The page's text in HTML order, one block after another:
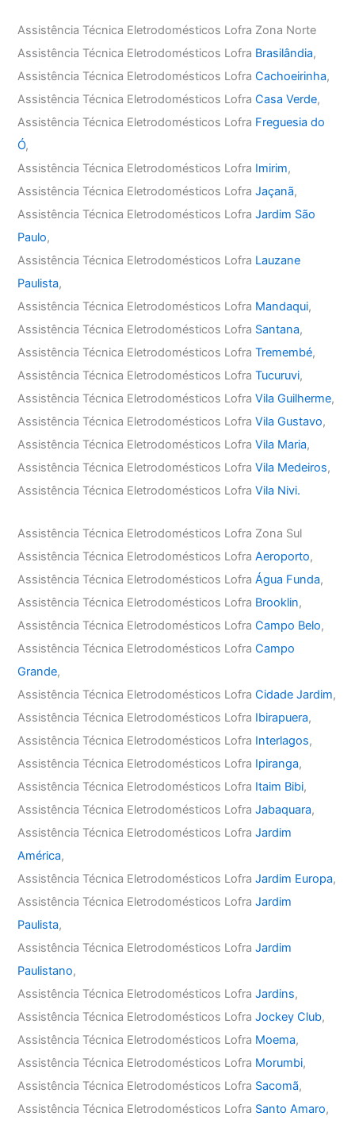
Assistência Técnica Eletrodomésticos Lofra Zona Norte
Assistência Técnica Eletrodomésticos Lofra Brasilândia,
Assistência Técnica Eletrodomésticos LofraCachoeirinha,
Assistência Técnica Eletrodomésticos LofraCasa Verde,
Assistência Técnica Eletrodomésticos Lofra Freguesia do
Ó,
Assistência Técnica Eletrodomésticos Lofra Imirim,
Assistência Técnica Eletrodomésticos LofraJaçanã,
Assistência Técnica Eletrodomésticos LofraJardim São
Paulo,
Assistência Técnica Eletrodomésticos Lofra Lauzane
Paulista,
Assistência Técnica Eletrodomésticos Lofra Mandaqui,
Assistência Técnica Eletrodomésticos Lofra Santana,
Assistência Técnica Eletrodomésticos LofraTremembé,
Assistência Técnica Eletrodomésticos LofraTucuruvi,
Assistência Técnica Eletrodomésticos LofraVila Guilherme,
Assistência Técnica Eletrodomésticos LofraVila Gustavo,
Assistência Técnica Eletrodomésticos LofraVila Maria,
Assistência Técnica Eletrodomésticos LofraVila Medeiros,
Assistência Técnica Eletrodomésticos LofraVila Nivi.
Assistência Técnica Eletrodomésticos Lofra Zona Sul
Assistência Técnica Eletrodomésticos LofraAeroporto,
Assistência Técnica Eletrodomésticos LofraÁgua Funda,
Assistência Técnica Eletrodomésticos Lofra Brooklin,
Assistência Técnica Eletrodomésticos LofraCampo Belo,
Assistência Técnica Eletrodomésticos LofraCampo
Grande,
Assistência Técnica Eletrodomésticos LofraCidade Jardim,
Assistência Técnica Eletrodomésticos Lofra Ibirapuera,
Assistência Técnica Eletrodomésticos Lofra Interlagos,
Assistência Técnica Eletrodomésticos Lofra Ipiranga,
Assistência Técnica Eletrodomésticos Lofra Itaim Bibi,
Assistência Técnica Eletrodomésticos LofraJabaquara,
Assistência Técnica Eletrodomésticos LofraJardim
América,
Assistência Técnica Eletrodomésticos LofraJardim Europa,
Assistência Técnica Eletrodomésticos LofraJardim
Paulista,
Assistência Técnica Eletrodomésticos LofraJardim
Paulistano,
Assistência Técnica Eletrodomésticos LofraJardins,
Assistência Técnica Eletrodomésticos LofraJockey Club,
Assistência Técnica Eletrodomésticos Lofra Moema,
Assistência Técnica Eletrodomésticos Lofra Morumbi,
Assistência Técnica Eletrodomésticos Lofra Sacomã,
Assistência Técnica Eletrodomésticos Lofra Santo Amaro,